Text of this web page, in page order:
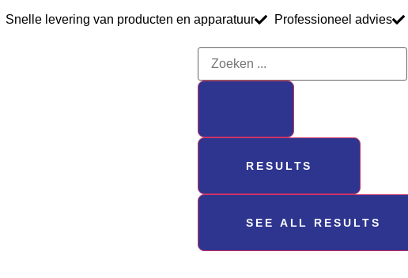
Snelle levering van producten en apparatuur Professioneel advies
RESULTS
SEE ALL RESULTS